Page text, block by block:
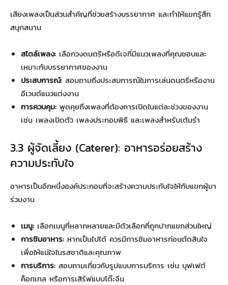
เสียงเพลงเป็นส่วนสำคัญที่ช่วยสร้างบรรยากาศ และทำให้แขกรู้สึก
สนุกสนาน
สไตล์เพลง: เลือกวงดนตรีหรือดีเจที่มีแนวเพลงที่คุณชอบและ
เหมาะกับบรรยากาศของงาน
ประสบการณ์: สอบถามถึงประสบการณ์ในการเล่นดนตรีหรืองาน
อีเวนต์แนวแต่งงาน
การควบคุม: พูดคุยถึงเพลงที่ต้องการเปิดในแต่ละช่วงของงาน
เช่น เพลงเปิดตัว เพลงประกอบพิธี และเพลงสำหรับเต้นรำ
3.3 ผู้จัดเลี้ยง (Caterer): อาหารอร่อยสร้าง
ความประทับใจ
อาหารเป็นอีกหนึ่งองค์ประกอบที่จะสร้างความประทับใจให้กับแขกผู้มา
ร่วมงาน
เมนู: เลือกเมนูที่หลากหลายและมีตัวเลือกที่ถูกปากแขกส่วนใหญ่
การชิมอาหาร: หากเป็นไปได้ ควรมีการชิมอาหารก่อนตัดสินใจ
เพื่อให้แน่ใจในรสชาติและคุณภาพ
การบริการ: สอบถามเกี่ยวกับรูปแบบการบริการ เช่น บุฟเฟต์
ค็อกเทล หรือการเสิร์ฟแบบโต๊ะจีน